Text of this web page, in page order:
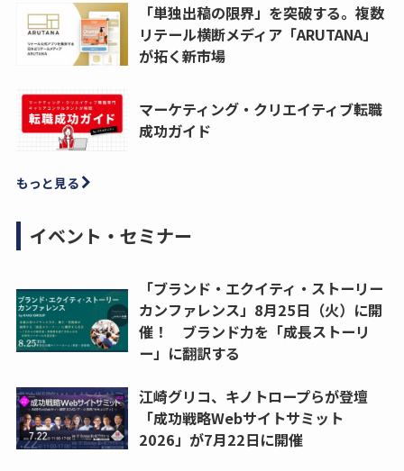
「単独出稿の限界」を突破する。複数
リテール横断メディア「ARUTANA」
が拓く新市場
マーケティング・クリエイティブ転職
成功ガイド
もっと見る
イベント・セミナー
「ブランド・エクイティ・ストーリー
カンファレンス」8月25日（火）に開
催！ ブランド力を「成長ストーリ
ー」に翻訳する
江崎グリコ、キノトロープらが登壇
「成功戦略Webサイトサミット
2026」が7月22日に開催